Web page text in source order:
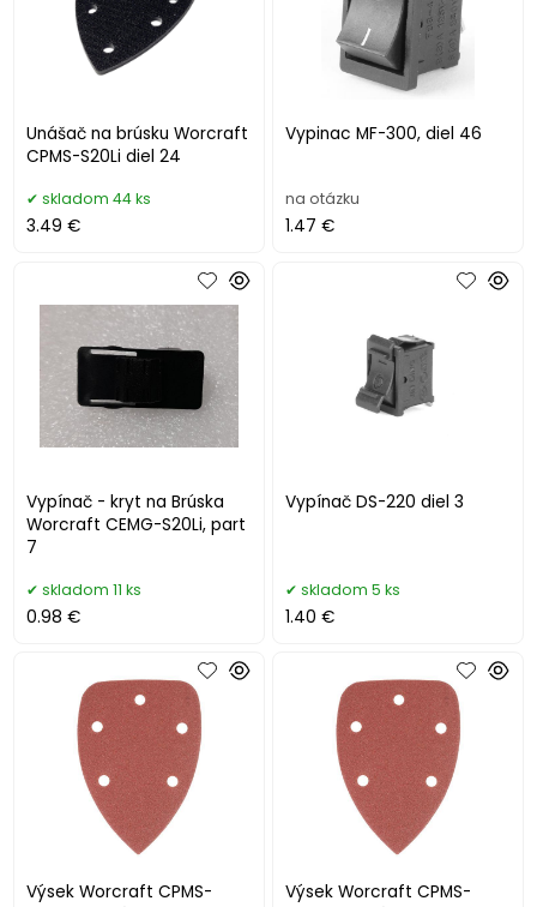
Unášač na brúsku Worcraft
CPMS-S20Li diel 24
skladom 44 ks
3.49 €
Vypinac MF-300, diel 46
na otázku
1.47 €
Vypínač - kryt na Brúska
Worcraft CEMG-S20Li, part
7
skladom 11 ks
0.98 €
Vypínač DS-220 diel 3
skladom 5 ks
1.40 €
Výsek Worcraft CPMS-
Výsek Worcraft CPMS-